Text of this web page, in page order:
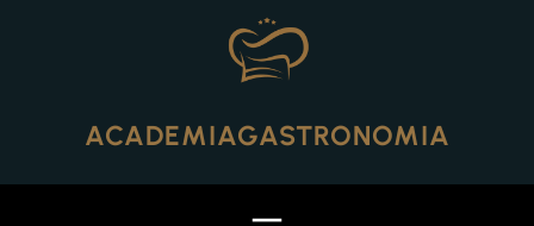
ACADEMIAGASTRONOMIA